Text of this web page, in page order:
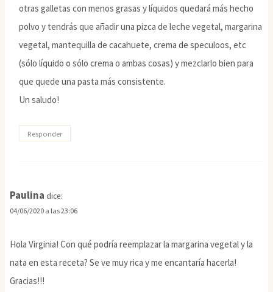
otras galletas con menos grasas y líquidos quedará más hecho
polvo y tendrás que añadir una pizca de leche vegetal, margarina
vegetal, mantequilla de cacahuete, crema de speculoos, etc
(sólo líquido o sólo crema o ambas cosas) y mezclarlo bien para
que quede una pasta más consistente.
Un saludo!
Responder
Paulina dice:
04/06/2020 a las 23:06
Hola Virginia! Con qué podría reemplazar la margarina vegetal y la
nata en esta receta? Se ve muy rica y me encantaría hacerla!
Gracias!!!